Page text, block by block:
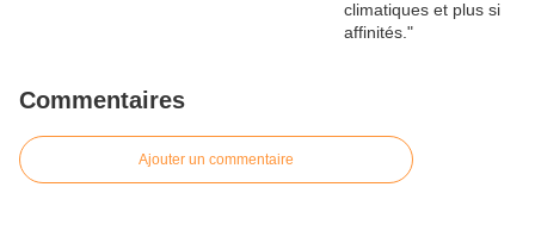
Commentaires
Ajouter un commentaire